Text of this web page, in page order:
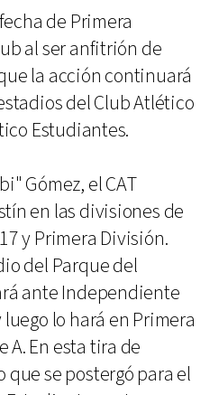
de Primera
al ser anfitrión de
la acción continuará
del Club Atlético
Estudiantes.
Gómez, el CAT
en las divisiones de
y Primera División.
del Parque del
ante Independiente
luego lo hará en Primera
A. En esta tira de
se postergó para el